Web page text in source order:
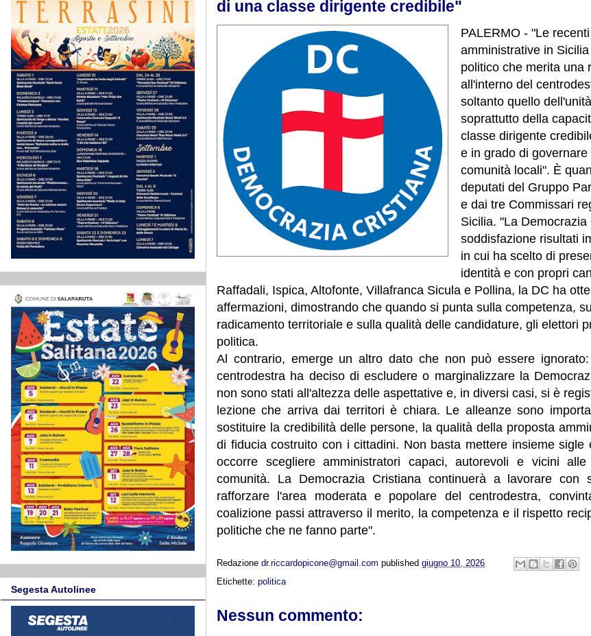
di una classe dirigente credibile"
PALERMO - "Le
amministrative in
politico che merita una
all'interno del
soltanto quello
soprattutto della
classe dirigente
e in grado di
comunità locali". È
deputati del Gruppo
e dai tre Commissari
Sicilia. "La
soddisfazione risultati
in cui ha scelto di
identità e con propri
Raffadali, Ispica, Altofonte, Villafranca Sicula e Pollina, la DC ha
affermazioni, dimostrando che quando si punta sulla competenza,
radicamento territoriale e sulla qualità delle candidature, gli elettori
politica.
Al contrario, emerge un altro dato che non può essere
centrodestra ha deciso di escludere o marginalizzare la
non sono stati all'altezza delle aspettative e, in diversi casi, si è
lezione che arriva dai territori è chiara. Le alleanze sono
sostituire la credibilità delle persone, la qualità della proposta
di fiducia costruito con i cittadini. Non basta mettere insieme sigle
occorre scegliere amministratori capaci, autorevoli e vicini
comunità. La Democrazia Cristiana continuerà a lavorare con
rafforzare l'area moderata e popolare del centrodestra,
coalizione passi attraverso il merito, la competenza e il rispetto
politiche che ne fanno parte".
Redazione dr.riccardopicone@gmail.com published giugno 10, 2026
Etichette: politica
Nessun commento:
Segesta Autolinee